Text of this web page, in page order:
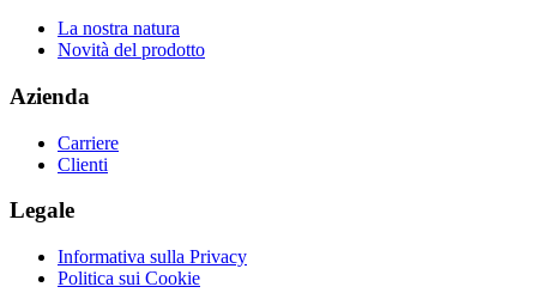
La nostra natura
Novità del prodotto
Azienda
Carriere
Clienti
Legale
Informativa sulla Privacy
Politica sui Cookie